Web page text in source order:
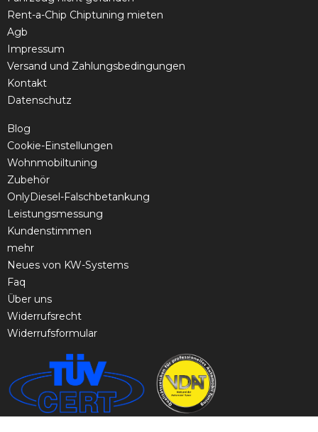
Rent-a-Chip Chiptuning mieten
Agb
Impressum
Versand und Zahlungsbedingungen
Kontakt
Datenschutz
Blog
Cookie-Einstellungen
Wohnmobiltuning
Zubehör
OnlyDiesel-Falschbetankung
Leistungsmessung
Kundenstimmen
mehr
Neues von KW-Systems
Faq
Über uns
Widerrufsrecht
Widerrufsformular